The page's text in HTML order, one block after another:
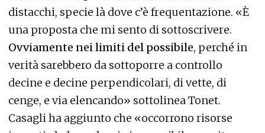
distacchi, specie là dove c’è frequentazione. «È
una proposta che mi sento di sottoscrivere.
Ovviamente nei limiti del possibile, perché in
verità sarebbero da sottoporre a controllo
decine e decine perpendicolari, di vette, di
cenge, e via elencando» sottolinea Tonet.
Casagli ha aggiunto che «occorrono risorse